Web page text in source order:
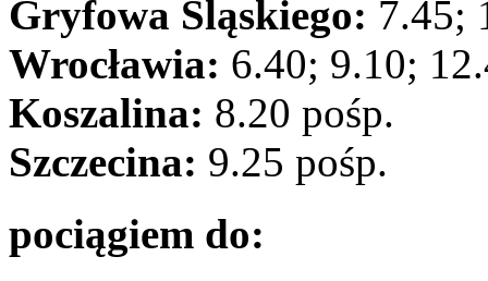
Gryfowa Śląskiego: 7.45;
Wrocławia: 6.40; 9.10;
Koszalina: 8.20 pośp.
Szczecina: 9.25 pośp.
pociągiem do: